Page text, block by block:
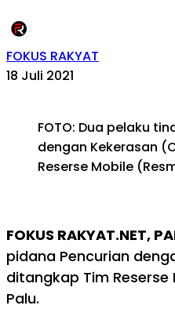
FOKUS RAKYAT
18 Juli 2021
FOTO: Dua pelaku
dengan Kekerasan
Reserse Mobile
FOKUS RAKYAT.NET,
pidana Pencurian
ditangkap Tim
Palu.